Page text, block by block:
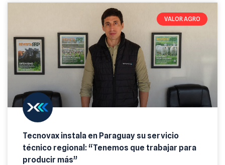
VALOR AGRO
Tecnovax instala en Paraguay su servicio
técnico regional: “Tenemos que trabajar para
producir más”